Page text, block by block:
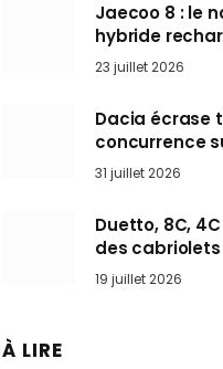
Jaecoo 8 : le
hybride
ch qui vise
en Europe cet
23 juillet 2026
Dacia écrase
concurrence
marché où
l’attendait
31 juillet 2026
Duetto, 8C,
des cabriolets
ces Spider qui
l’art de rouler
19 juillet 2026
À LIRE